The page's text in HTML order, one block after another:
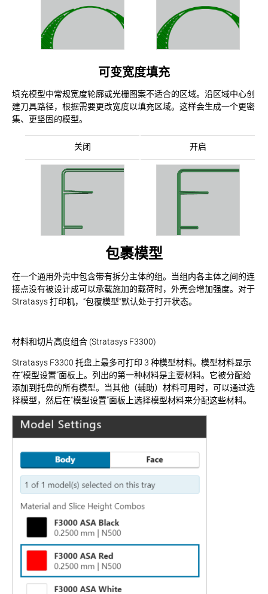
可变宽度填充
填充模型中常规宽度轮廓或光栅图案不适合的区域。沿区域中心创
建刀具路径，根据需要更改宽度以填充区域。这样会生成一个更密
集、更坚固的模型。
关闭 开启
包裹模型
在一个通用外壳中包含带有拆分主体的组。当组内各主体之间的连
接点没有被设计成可以承载施加的载荷时，外壳会增加强度。对于
Stratasys 打印机，“包覆模型”默认处于打开状态。
材料和切片高度组合 (Stratasys F3300)
Stratasys F3300 托盘上最多可打印 3 种模型材料。模型材料显示
在“模型设置”面板上。列出的第一种材料是主要材料。它被分配给
添加到托盘的所有模型。当其他（辅助）材料可用时，可以通过选
择模型，然后在“模型设置”面板上选择模型材料来分配这些材料。